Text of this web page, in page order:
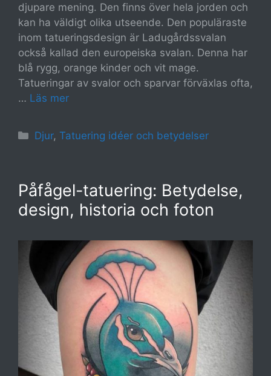
djupare mening. Den finns över hela jorden och
kan ha väldigt olika utseende. Den populäraste
inom tatueringsdesign är Ladugårdssvalan
också kallad den europeiska svalan. Denna har
blå rygg, orange kinder och vit mage.
Tatueringar av svalor och sparvar förväxlas ofta,
… Läs mer
Kategorier
Djur, Tatuering idéer och betydelser
Påfågel-tatuering: Betydelse,
design, historia och foton